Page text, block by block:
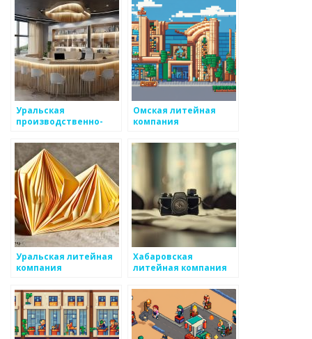
Уральская
производственно-
Омская литейная
компания
Уральская литейная
компания
Хабаровская
литейная компания